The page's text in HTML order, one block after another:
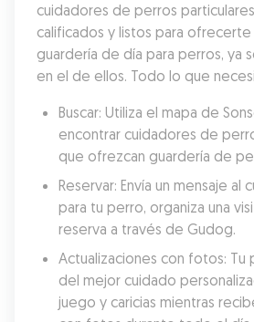
cuidadores de perros
calificados y listos para
guardería de día para perros, ya
en el de ellos. Todo lo que
Buscar: Utiliza el mapa de
encontrar cuidadores de
que ofrezcan guardería de
Reservar: Envía un mensaje
para tu perro, organiza una
reserva a través de Gudog.
Actualizaciones con fotos: Tu
del mejor cuidado
juego y caricias mientras